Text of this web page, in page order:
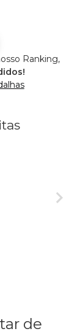
Ranking,
de